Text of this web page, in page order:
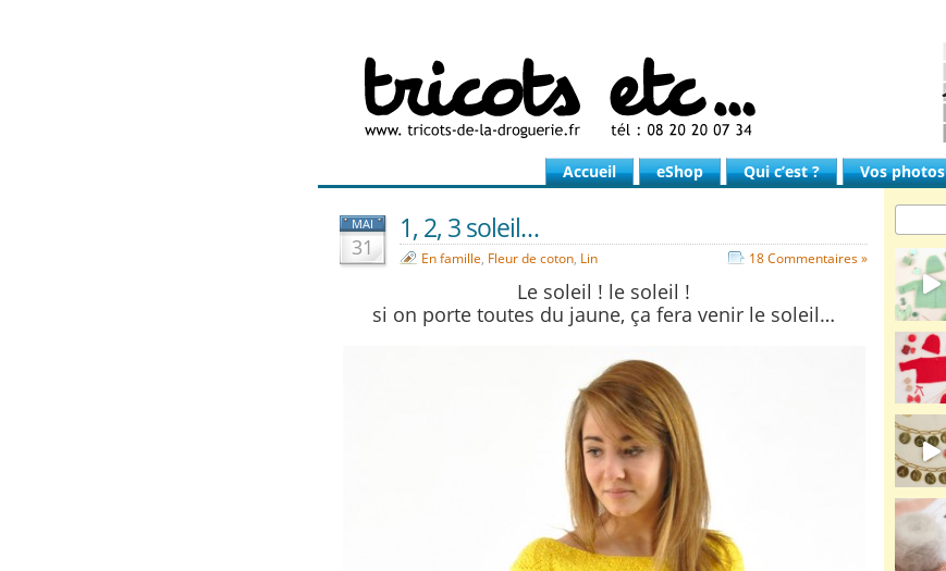
Accueil eShop Qui c’est ? Vos photos
MAI
31
1, 2, 3 soleil…
En famille, Fleur de coton, Lin 18 Commentaires »
Le soleil ! le soleil !
si on porte toutes du jaune, ça fera venir le soleil…